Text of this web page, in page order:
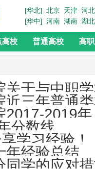
[华北] 北京 天津 河北
[华中] 河南 湖南 湖北
高校 普通高校 高
关于与中职
近三年普通
2017-2019
分数线
学习经验！
年经验总结
同学的应对